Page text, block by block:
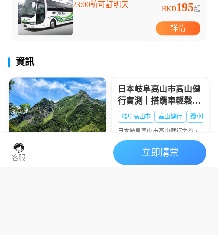
23:00前可訂明天 HKD195起
詳情
資訊
奧飛驒自由行必備｜高
山出發巴士套票實測！
日本岐阜高山市高山健
行實測｜搭纜車輕鬆賞
山景，情侶/家庭都適合
✨
岐阜高山市 高山健行 纜車體驗
日本岐阜高山市高山健行之旅，
搭纜車輕鬆賞層疊山巒與雲海，
步道平緩適合情侶/家庭，預訂避
坑實測分享！
客服
立即購票